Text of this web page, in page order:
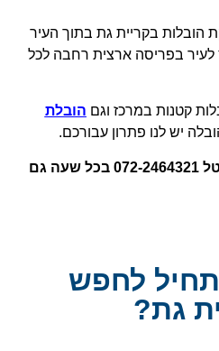
בקריית גת בתוך העיר
לעיר בפריסה ארצית רחבה לכל
קטנות במרכז וגם הובלת
יש לנו פתרון עבורכם.
כך לכל שאלה אנא חייגו לטל 072-2464321 בכל שעה גם
לחפש
גת?